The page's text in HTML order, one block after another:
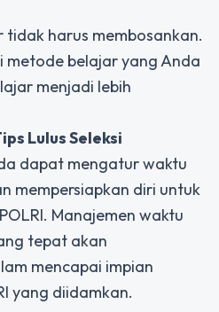
harus membosankan.
metode belajar yang Anda
menjadi lebih
Lulus Seleksi
dapat mengatur waktu
mempersiapkan diri untuk
Manajemen waktu
tepat akan
mencapai impian
yang diidamkan.